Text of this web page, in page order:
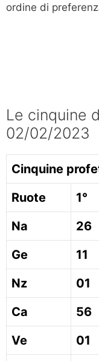
ordine di
Le cinquine
02/02/2023
Cinquine
Ruote
1°
Na
26
Ge
11
Nz
01
Ca
56
Ve
01